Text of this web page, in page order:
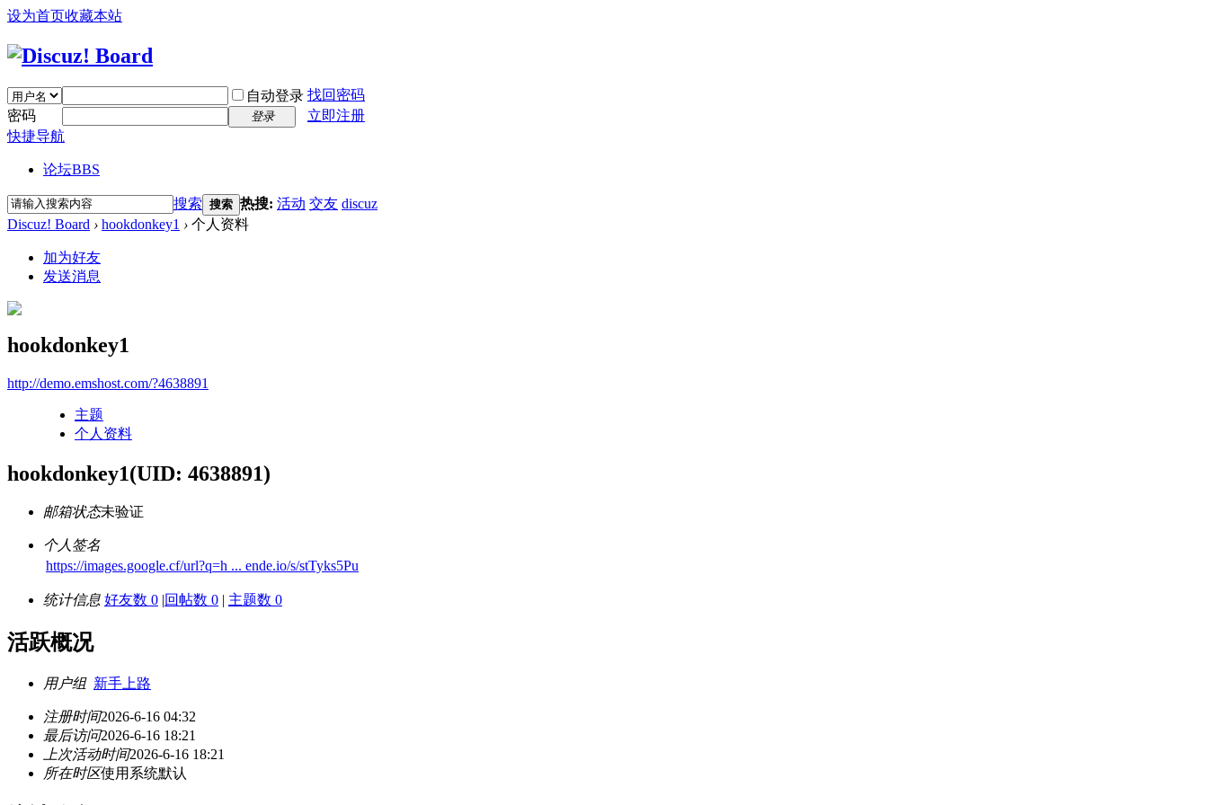
设为首页收藏本站
自动登录 找回密码
密码
登录
立即注册
快捷导航
论坛BBS
搜索 搜索 热搜: 活动 交友 discuz
Discuz! Board › hookdonkey1 › 个人资料
加为好友
发送消息
hookdonkey1
http://demo.emshost.com/?4638891
主题
个人资料
hookdonkey1(UID: 4638891)
邮箱状态未验证
个人签名
https://images.google.cf/url?q=h ... ende.io/s/stTyks5Pu
统计信息 好友数 0 |回帖数 0 | 主题数 0
活跃概况
用户组 新手上路
注册时间2026-6-16 04:32
最后访问2026-6-16 18:21
上次活动时间2026-6-16 18:21
所在时区使用系统默认